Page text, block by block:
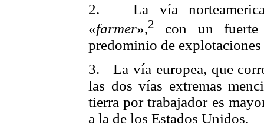
2.
La vía
«farmer»,2
con un fuerte
predominio de
3.
La vía europea, que
las dos vías extremas
tierra por trabajador es
a la de los Estados Unidos.